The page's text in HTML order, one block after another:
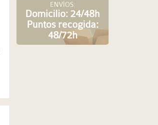
ENVÍOS:
Domicilio: 24/48h
Puntos recogida:
48/72h